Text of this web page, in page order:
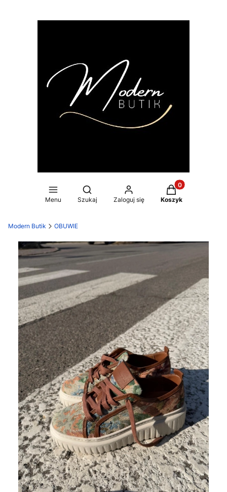
Menu
Otwórz wyszukiwarkę
Szukaj Zaloguj się
Produkty w
Koszyk
Modern Butik OBUWIE